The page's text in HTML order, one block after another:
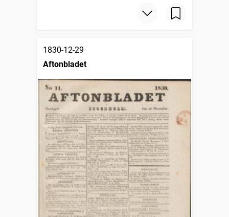
1830-12-29
Aftonbladet